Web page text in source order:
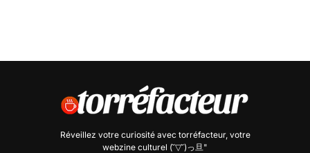
Réveillez votre curiosité avec torréfacteur, votre
webzine culturel (˘▽˘)っ旦"